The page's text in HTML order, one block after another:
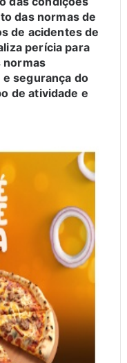
das normas de
de acidentes de
perícia para
normas
segurança do
de atividade e